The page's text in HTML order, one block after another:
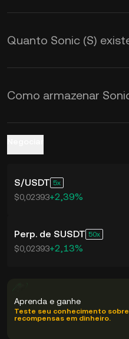
tempo real.
Quanto Sonic (S)
Como armazenar
S/USDT 5
$0,02393+2,39%
Perp. de SUSDT 50
$0,02393+2,13%
Aprenda e ganhe
Teste seu conhecimento
recompensas em dinheiro.